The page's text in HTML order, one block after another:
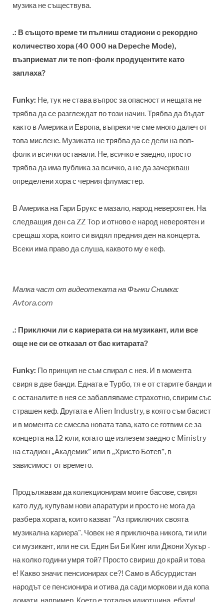
музика не съществува.
.: В същото време ти пълниш стадиони с рекордно
количество хора (40 000 на Depeche Mode),
възприемат ли те поп-фолк продуцентите като
заплаха?
Funky: Не, тук не става въпрос за опасност и нещата не
трябва да се разглеждат по този начин. Трябва да бъдат
както в Америка и Европа, въпреки че сме много далеч от
това мислене. Музиката не трябва да се дели на поп-
фолк и всички останали. Не, всичко е заедно, просто
трябва да има публика за всичко, а не да зачеркваш
определени хора с черния флумастер.
В Америка на Гари Брукс е мазало, народ невероятен. На
следващия ден са ZZ Top и отново е народ невероятен и
срещаш хора, които си видял предния ден на концерта.
Всеки има право да слуша, каквото му е кеф.
Малка част от видеотеката на Фънки Снимка:
Avtora.com
.: Приключи ли с кариерата си на музикант, или все
още не си се отказал от бас китарата?
Funky: По принцип не съм спирал с нея. И в момента
свиря в две банди. Едната е Турбо, тя е от старите банди и
с останалите в нея се забавляваме страхотно, свирим със
страшен кеф. Другата е Alien Industry, в която съм басист
и в момента се смесва новата тава, като се готвим се за
концерта на 12 юли, когато ще излезем заедно с Ministry
на стадион „Академик” или в „Христо Ботев”, в
зависимост от времето.
Продължавам да колекционирам моите басове, свиря
като луд, купувам нови апаратури и просто не мога да
разбера хората, които казват "Аз приключих своята
музикална кариера". Човек не я приключва никога, ти или
си музикант, или не си. Един Би Би Кинг или Джони Хукър -
на колко години умря той? Просто свириш до край и това
е! Какво значи: пенсионирах се?! Само в Абсурдистан
народът се пенсионира и отива да сади моркови и да копа